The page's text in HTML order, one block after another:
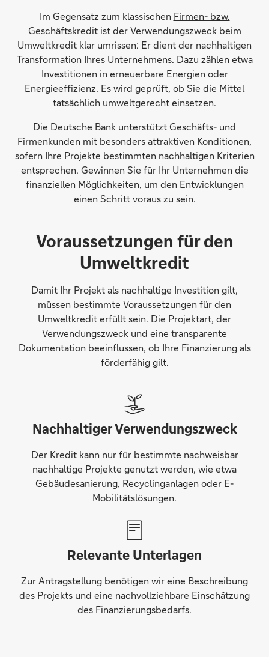
Im Gegensatz zum klassischen Firmen- bzw.
Geschäftskreditist der Verwendungszweck beim
Umweltkredit klar umrissen: Er dient der nachhaltigen
Transformation Ihres Unternehmens. Dazu zählen etwa
Investitionen in erneuerbare Energien oder
Energieeffizienz. Es wird geprüft, ob Sie die Mittel
tatsächlich umweltgerecht einsetzen.
Die Deutsche Bank unterstützt Geschäfts- und
Firmenkunden mit besonders attraktiven Konditionen,
sofern Ihre Projekte bestimmten nachhaltigen Kriterien
entsprechen. Gewinnen Sie für Ihr Unternehmen die
finanziellen Möglichkeiten, um den Entwicklungen
einen Schritt voraus zu sein.
Voraussetzungen für den
Umweltkredit
Damit Ihr Projekt als nachhaltige Investition gilt,
müssen bestimmte Voraussetzungen für den
Umweltkredit erfüllt sein. Die Projektart, der
Verwendungszweck und eine transparente
Dokumentation beeinflussen, ob Ihre Finanzierung als
förderfähig gilt.
Nachhaltiger Verwendungszweck
Der Kredit kann nur für bestimmte nachweisbar
nachhaltige Projekte genutzt werden, wie etwa
Gebäudesanierung, Recyclinganlagen oder E-
Mobilitätslösungen.
Relevante Unterlagen
Zur Antragstellung benötigen wir eine Beschreibung
des Projekts und eine nachvollziehbare Einschätzung
des Finanzierungsbedarfs.